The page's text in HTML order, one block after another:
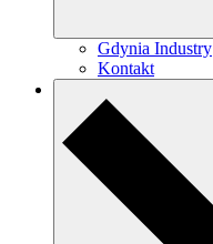
Gdynia Industry
Kontakt